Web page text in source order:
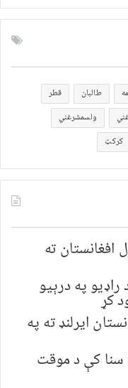
طالبان
قطر
ولسمشرغني
کرکټ
افغان کډوال افغانستان ته
راډیو په درېیو
کړ
ایرلنډ ته په
سنا کې د موقت